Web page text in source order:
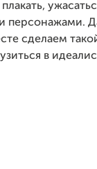
персонажами.
сделаем
в